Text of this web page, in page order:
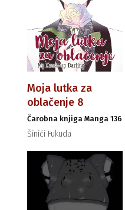
Moja lutka za
oblačenje 8
Čarobna knjiga Manga 136
Šinići Fukuda